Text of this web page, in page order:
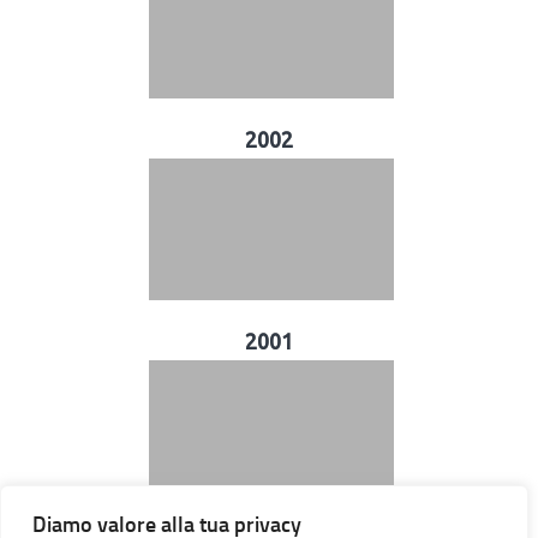
Diamo valore alla tua privacy
2002
2001